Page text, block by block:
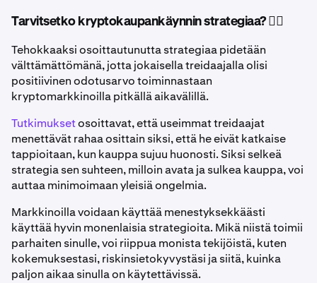
Tarvitsetko kryptokaupankäynnin strategiaa? 🤷‍♂️
Tehokkaaksi osoittautunutta strategiaa pidetään
välttämättömänä, jotta jokaisella treidaajalla olisi
positiivinen odotusarvo toiminnastaan
kryptomarkkinoilla pitkällä aikavälillä.
Tutkimuksetosoittavat, että useimmat treidaajat
menettävät rahaa osittain siksi, että he eivät katkaise
tappioitaan, kun kauppa sujuu huonosti. Siksi selkeä
strategia sen suhteen, milloin avata ja sulkea kauppa, voi
auttaa minimoimaan yleisiä ongelmia.
Markkinoilla voidaan käyttää menestyksekkäästi
käyttää hyvin monenlaisia strategioita. Mikä niistä toimii
parhaiten sinulle, voi riippua monista tekijöistä, kuten
kokemuksestasi, riskinsietokyvystäsi ja siitä, kuinka
paljon aikaa sinulla on käytettävissä.